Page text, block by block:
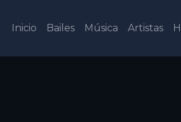
Inicio Bailes Música Artistas